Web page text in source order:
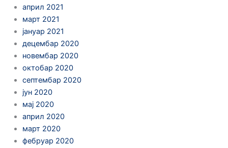
април 2021
март 2021
јануар 2021
децембар 2020
новембар 2020
октобар 2020
септембар 2020
јун 2020
мај 2020
април 2020
март 2020
фебруар 2020